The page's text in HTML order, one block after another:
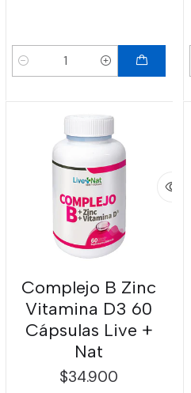
Cantidad
Complejo B Zinc
Vitamina D3 60
Cápsulas Live +
Nat
$34.900